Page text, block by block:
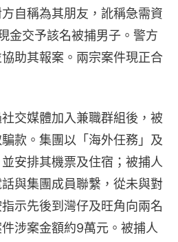
自稱為其朋友，訛稱急需資
金交予該名被捕男子。警方
助其報案。兩宗案件現正合
交媒體加入兼職群組後，被
款。集團以「海外任務」及
並安排其機票及住宿；被捕人
與集團成員聯繫，從未與對
示先後到灣仔及旺角向兩名
涉案金額約9萬元。被捕人